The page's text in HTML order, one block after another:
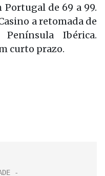
de 69 a 99.
a retomada de
Ibérica.
curto prazo.